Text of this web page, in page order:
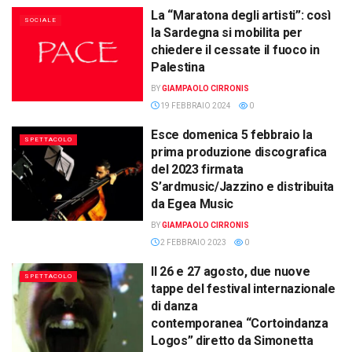
SOCIALE
La “Maratona degli artisti”: così
la Sardegna si mobilita per
chiedere il cessate il fuoco in
Palestina
BYGIAMPAOLO CIRRONIS
19 FEBBRAIO 2024
0
SPETTACOLO
Esce domenica 5 febbraio la
prima produzione discografica
del 2023 firmata
S’ardmusic/Jazzino e distribuita
da Egea Music
BYGIAMPAOLO CIRRONIS
2 FEBBRAIO 2023
0
SPETTACOLO
Il 26 e 27 agosto, due nuove
tappe del festival internazionale
di danza
contemporanea “Cortoindanza
Logos” diretto da Simonetta